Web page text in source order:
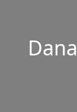
Dana